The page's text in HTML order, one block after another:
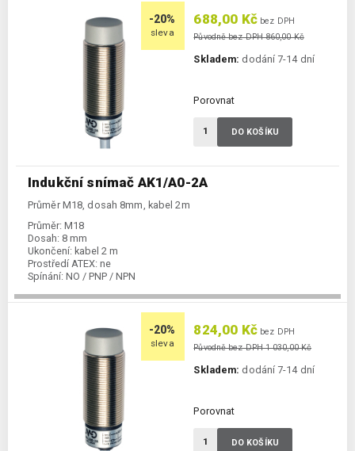
-20%
sleva
Indukční snímač AK1/A0-2A
Průměr M18, dosah 8mm, kabel 2m
Průměr: M18
Dosah: 8 mm
Ukončení: kabel 2 m
Prostředí ATEX: ne
Spínání: NO / PNP / NPN
688,00 Kč bez DPH
Původně bez DPH 860,00 Kč
Skladem: dodání 7-14 dní
Porovnat
DO KOŠÍKU
-20%
sleva
824,00 Kč bez DPH
Původně bez DPH 1 030,00 Kč
Skladem: dodání 7-14 dní
Porovnat
DO KOŠÍKU